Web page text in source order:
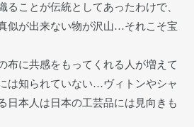
ることが伝統としてあったわけで、
似が出来ない物が沢山…それこそ宝
布に共感をもってくれる人が増えて
は知られていない…ヴィトンやシャ
日本人は日本の工芸品には見向きも